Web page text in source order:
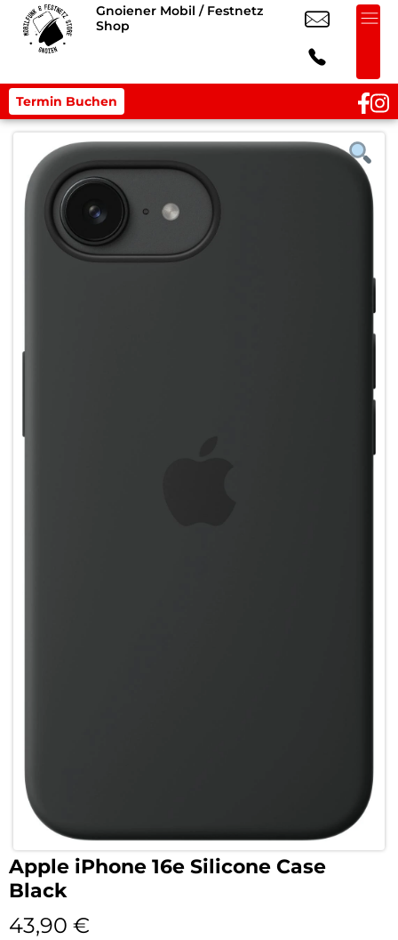
Gnoiener Mobil / Festnetz
Shop
Termin Buchen
Apple iPhone 16e Silicone Case
Black
43,90 €